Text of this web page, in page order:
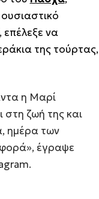
να
της τούρτας,
η Μαρί
ζωή της και
ημέρα των
έγραψε